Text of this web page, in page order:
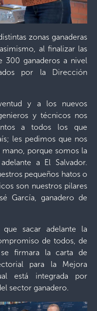
zonas ganaderas
al finalizar las
300 ganaderos a nivel
por la Dirección
y a los nuevos
y técnicos nos
a todos los que
les pedimos que nos
porque somos la
a El Salvador.
pequeños hatos o
son nuestros pilares
García, ganadero de
sacar adelante la
de todos, de
firmara la carta de
para la Mejora
está integrada por
sector ganadero.